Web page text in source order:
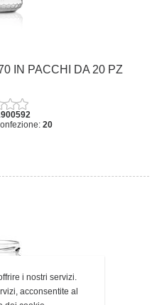
IN PACCHI DA 20 PZ
20
i nostri servizi.
acconsentite al